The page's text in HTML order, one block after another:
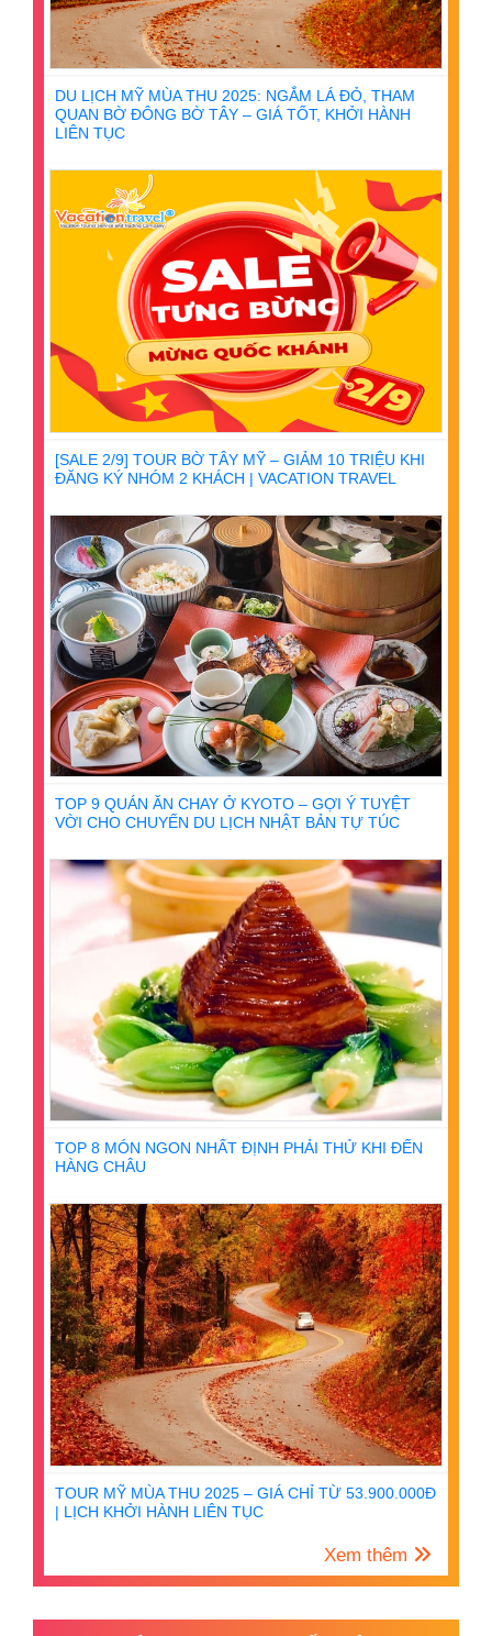
DU LỊCH MỸ MÙA THU 2025: NGẮM LÁ ĐỎ, THAM
QUAN BỜ ĐÔNG BỜ TÂY – GIÁ TỐT, KHỞI HÀNH
LIÊN TỤC
[SALE 2/9] TOUR BỜ TÂY MỸ – GIẢM 10 TRIỆU KHI
ĐĂNG KÝ NHÓM 2 KHÁCH | VACATION TRAVEL
TOP 9 QUÁN ĂN CHAY Ở KYOTO – GỢI Ý TUYỆT
VỜI CHO CHUYẾN DU LỊCH NHẬT BẢN TỰ TÚC
TOP 8 MÓN NGON NHẤT ĐỊNH PHẢI THỬ KHI ĐẾN
HÀNG CHÂU
TOUR MỸ MÙA THU 2025 – GIÁ CHỈ TỪ 53.900.000Đ
| LỊCH KHỞI HÀNH LIÊN TỤC
Xem thêm